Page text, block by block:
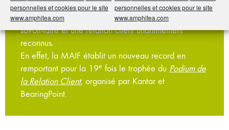
personnelles et cookies pour le site
www.amphitea.com
personnelles et cookies pour le site
www.amphitea.com
MONDIALE : une gouvernance mutualiste affirmée
et des valeurs proches de celles du Groupe, un
savoir-faire et une relation client unanimement
reconnus.
En effet, la MAIF établit un nouveau record en
remportant pour la 19e fois le trophée du Podium de
la Relation Client, organisé par Kantar et
BearingPoint.